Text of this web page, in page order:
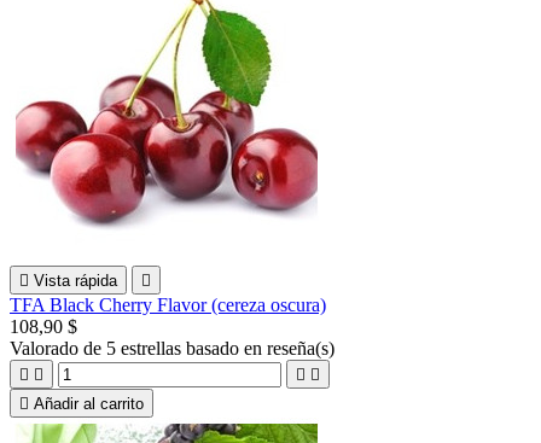
 Vista rápida 
TFA Black Cherry Flavor (cereza oscura)
108,90 $
Valorado de 5 estrellas basado en reseña(s)
   
 Añadir al carrito